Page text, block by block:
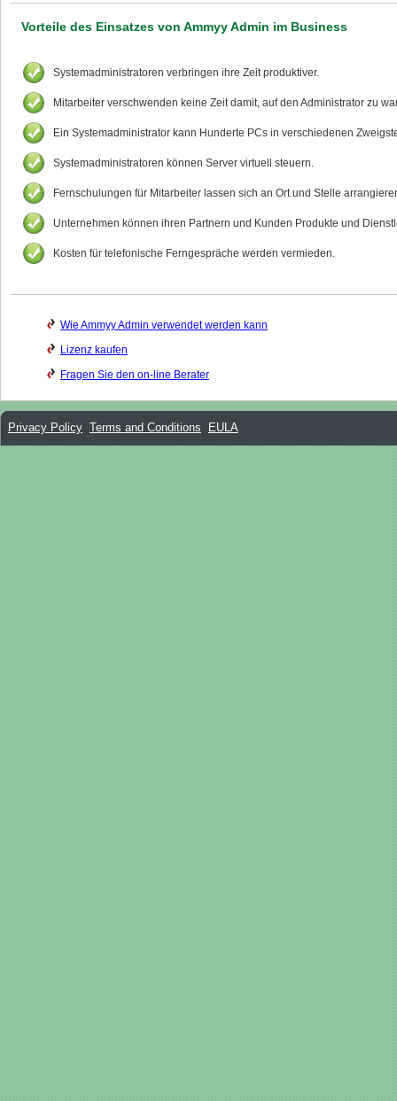
Vorteile des Einsatzes von Ammyy Admin im Business
Systemadministratoren verbringen ihre Zeit produktiver.
Mitarbeiter verschwenden keine Zeit damit, auf den Administrator zu
Ein Systemadministrator kann Hunderte PCs in verschiedenen
Systemadministratoren können Server virtuell steuern.
Fernschulungen für Mitarbeiter lassen sich an Ort und Stelle
Unternehmen können ihren Partnern und Kunden Produkte und
Kosten für telefonische Ferngespräche werden vermieden.
Wie Ammyy Admin verwendet werden kann
Lizenz kaufen
Fragen Sie den on-line Berater
Privacy Policy Terms and Conditions EULA